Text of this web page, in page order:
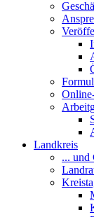
Landkreis
... und